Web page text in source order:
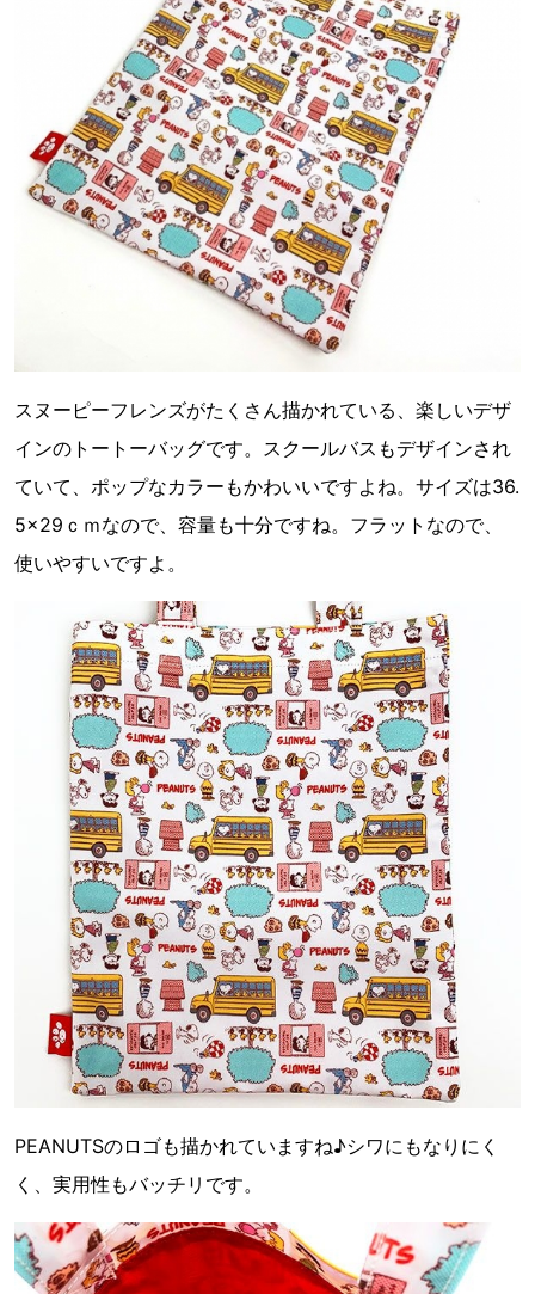
スヌーピーフレンズがたくさん描かれている、楽しいデザ
インのトートーバッグです。スクールバスもデザインされ
ていて、ポップなカラーもかわいいですよね。サイズは36.
5×29ｃｍなので、容量も十分ですね。フラットなので、
使いやすいですよ。
PEANUTSのロゴも描かれていますね♪シワにもなりにく
く、実用性もバッチリです。